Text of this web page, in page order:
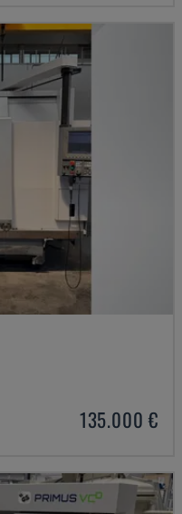
135.000 €